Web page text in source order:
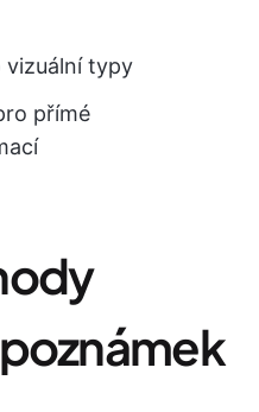
vizuální typy
přímé